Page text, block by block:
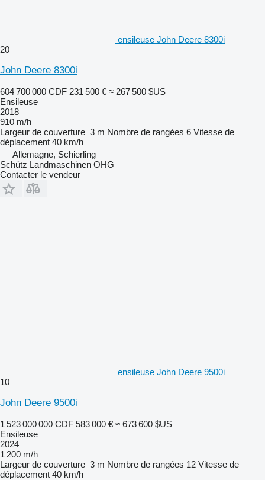
ensileuse John Deere 8300i
20
John Deere 8300i
604 700 000 CDF 231 500 € ≈ 267 500 $US
Ensileuse
2018
910 m/h
Largeur de couverture 3 m Nombre de rangées 6 Vitesse de
déplacement 40 km/h
Allemagne, Schierling
Schütz Landmaschinen OHG
Contacter le vendeur
ensileuse John Deere 9500i
10
John Deere 9500i
1 523 000 000 CDF 583 000 € ≈ 673 600 $US
Ensileuse
2024
1 200 m/h
Largeur de couverture 3 m Nombre de rangées 12 Vitesse de
déplacement 40 km/h